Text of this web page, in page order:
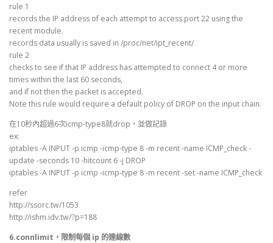
rule 1
records the IP address of each attempt to access port 22 using the
recent module.
records data usually is saved in /proc/net/ipt_recent/
rule 2
checks to see if that IP address has attempted to connect 4 or more
times within the last 60 seconds,
and if not then the packet is accepted.
Note this rule would require a default policy of DROP on the input chain.
在10秒內超過6次icmp-type8就drop，並做記錄
ex:
iptables -A INPUT -p icmp -icmp-type 8 -m recent -name ICMP_check -
update -seconds 10 -hitcount 6 -j DROP
iptables -A INPUT -p icmp -icmp-type 8 -m recent -set -name ICMP_check
refer
http://ssorc.tw/1053
http://ishm.idv.tw/?p=188
6.connlimit，限制每個 ip 的連線數